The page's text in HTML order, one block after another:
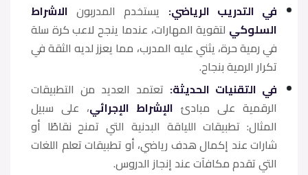
في التدريب الرياضي: يستخدم المدربون الاشراط
السلوكي لتقوية المهارات، عندما ينجح لاعب كرة سلة
في رمية حرة، يثني عليه المدرب، مما يعزز لديه الثقة في
تكرار الرمية بنجاح.
في التقنيات الحديثة: تعتمد العديد من التطبيقات
الرقمية على مبادئ الإشراط الإجرائي، على سبيل
المثال: تطبيقات اللياقة البدنية التي تمنح نقاطًا أو
شارات عند إكمال هدف رياضي، أو تطبيقات تعلم اللغات
التي تقدم مكافآت عند إنجاز الدروس.